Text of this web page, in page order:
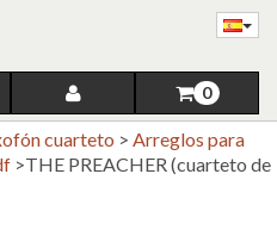
0
cuarteto > Arreglos para
>THE PREACHER (cuarteto de